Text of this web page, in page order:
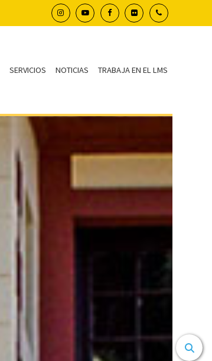
SERVICIOS NOTICIAS TRABAJA EN EL LMS